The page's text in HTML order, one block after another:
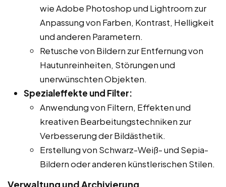
wie Adobe Photoshop und Lightroom zur
Anpassung von Farben, Kontrast, Helligkeit
und anderen Parametern.
Retusche von Bildern zur Entfernung von
Hautunreinheiten, Störungen und
unerwünschten Objekten.
Spezialeffekte und Filter:
Anwendung von Filtern, Effekten und
kreativen Bearbeitungstechniken zur
Verbesserung der Bildästhetik.
Erstellung von Schwarz-Weiß- und Sepia-
Bildern oder anderen künstlerischen Stilen.
Verwaltung und Archivierung